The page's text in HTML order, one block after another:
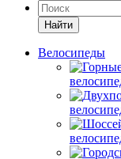
Найти
Велосипеды